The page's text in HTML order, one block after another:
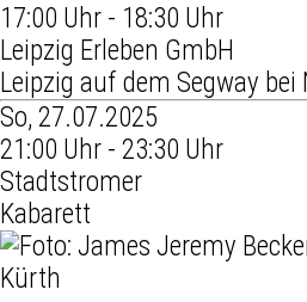
17:00 Uhr - 18:30 Uhr
Leipzig Erleben GmbH
Leipzig auf dem Segway bei
So, 27.07.2025
21:00 Uhr - 23:30 Uhr
Stadtstromer
Kabarett